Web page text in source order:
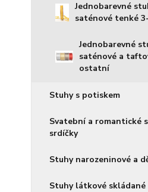
Jednobarevné
saténové tenké
Jednobarevné
saténové a
ostatní
Stuhy s potiskem
Svatební a romantické
srdíčky
Stuhy narozeninové a
Stuhy látkové skládané